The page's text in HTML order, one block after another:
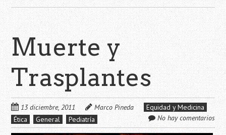
Muerte y
Trasplantes
13 diciembre, 2011 Marco Pineda
Equidad y Medicina
Ética
General Pediatría No hay comentarios